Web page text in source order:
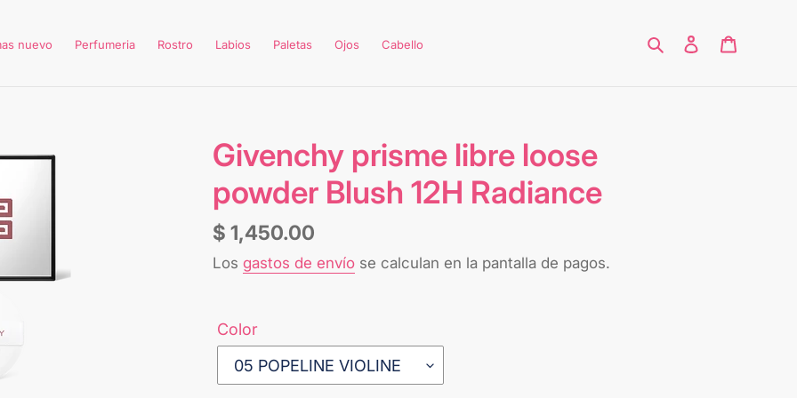
nuevo Perfumeria Rostro Labios Paletas Ojos Cabello BuscarIngresar
Givenchy prisme libre loose
powder Blush 12H Radiance
Precio
habitual
$ 1,450.00
Los gastos de envío se calculan en la pantalla de pagos.
Color